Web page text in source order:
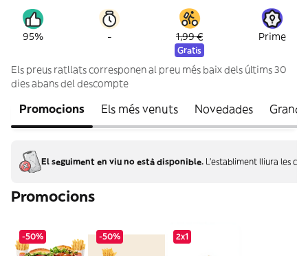
95% - 1,99 €
Gratis
Prime
Els preus ratllats corresponen al preu més baix dels últims 30
dies abans del descompte
Promocions Els més venuts Novedades Grand
El seguiment en viu no està disponible. L'establiment lliura les
Promocions
-50% -50% 2x1